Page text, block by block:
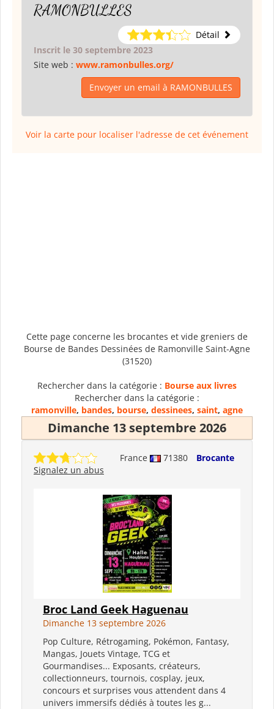
RAMONBULLES
Détail
Inscrit le 30 septembre 2023
Site web : www.ramonbulles.org/
Envoyer un email à RAMONBULLES
Voir la carte pour localiser l'adresse de cet événement
Cette page concerne les brocantes et vide greniers de
Bourse de Bandes Dessinées de Ramonville Saint-Agne
(31520)
Rechercher dans la catégorie : Bourse aux livres
Rechercher dans la catégorie :
ramonville, bandes, bourse, dessinees, saint, agne
Dimanche 13 septembre 2026
France 71380
Brocante
Signalez un abus
Broc Land Geek Haguenau
Dimanche 13 septembre 2026
Pop Culture, Rétrogaming, Pokémon, Fantasy,
Mangas, Jouets Vintage, TCG et
Gourmandises... Exposants, créateurs,
collectionneurs, tournois, cosplay, jeux,
concours et surprises vous attendent dans 4
univers immersifs dédiés à toutes les g...